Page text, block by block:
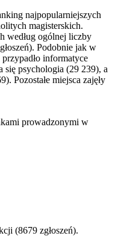
najpopularniejszych
magisterskich.
według ogólnej liczby
Podobnie jak w
informatyce
się psychologia (29 239), a
Pozostałe miejsca zajęły
prowadzonymi w
(8679 zgłoszeń).